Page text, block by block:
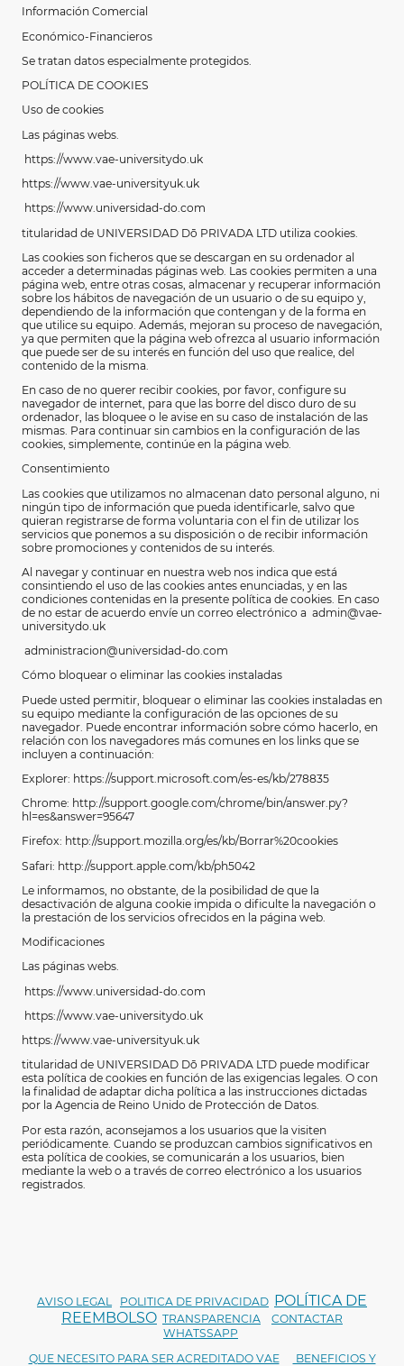
Información Comercial
Económico-Financieros
Se tratan datos especialmente protegidos.
POLÍTICA DE COOKIES
Uso de cookies
Las páginas webs.
https://www.vae-universitydo.uk
https://www.vae-universityuk.uk
https://www.universidad-do.com
titularidad de UNIVERSIDAD Dō PRIVADA LTD utiliza cookies.
Las cookies son ficheros que se descargan en su ordenador al
acceder a determinadas páginas web. Las cookies permiten a una
página web, entre otras cosas, almacenar y recuperar información
sobre los hábitos de navegación de un usuario o de su equipo y,
dependiendo de la información que contengan y de la forma en
que utilice su equipo. Además, mejoran su proceso de navegación,
ya que permiten que la página web ofrezca al usuario información
que puede ser de su interés en función del uso que realice, del
contenido de la misma.
En caso de no querer recibir cookies, por favor, configure su
navegador de internet, para que las borre del disco duro de su
ordenador, las bloquee o le avise en su caso de instalación de las
mismas. Para continuar sin cambios en la configuración de las
cookies, simplemente, continúe en la página web.
Consentimiento
Las cookies que utilizamos no almacenan dato personal alguno, ni
ningún tipo de información que pueda identificarle, salvo que
quieran registrarse de forma voluntaria con el fin de utilizar los
servicios que ponemos a su disposición o de recibir información
sobre promociones y contenidos de su interés.
Al navegar y continuar en nuestra web nos indica que está
consintiendo el uso de las cookies antes enunciadas, y en las
condiciones contenidas en la presente política de cookies. En caso
de no estar de acuerdo envíe un correo electrónico a admin@vae-
universitydo.uk
administracion@universidad-do.com
Cómo bloquear o eliminar las cookies instaladas
Puede usted permitir, bloquear o eliminar las cookies instaladas en
su equipo mediante la configuración de las opciones de su
navegador. Puede encontrar información sobre cómo hacerlo, en
relación con los navegadores más comunes en los links que se
incluyen a continuación:
Explorer: https://support.microsoft.com/es-es/kb/278835
Chrome: http://support.google.com/chrome/bin/answer.py?
hl=es&answer=95647
Firefox: http://support.mozilla.org/es/kb/Borrar%20cookies
Safari: http://support.apple.com/kb/ph5042
Le informamos, no obstante, de la posibilidad de que la
desactivación de alguna cookie impida o dificulte la navegación o
la prestación de los servicios ofrecidos en la página web.
Modificaciones
Las páginas webs.
https://www.universidad-do.com
https://www.vae-universitydo.uk
https://www.vae-universityuk.uk
titularidad de UNIVERSIDAD Dō PRIVADA LTD puede modificar
esta política de cookies en función de las exigencias legales. O con
la finalidad de adaptar dicha política a las instrucciones dictadas
por la Agencia de Reino Unido de Protección de Datos.
Por esta razón, aconsejamos a los usuarios que la visiten
periódicamente. Cuando se produzcan cambios significativos en
esta política de cookies, se comunicarán a los usuarios, bien
mediante la web o a través de correo electrónico a los usuarios
registrados.
AVISO LEGAL POLITICA DE PRIVACIDAD POLÍTICA DE
REEMBOLSO TRANSPARENCIA
CONTACTAR
WHATSSAPP
QUE NECESITO PARA SER ACREDITADO VAE
BENEFICIOS Y